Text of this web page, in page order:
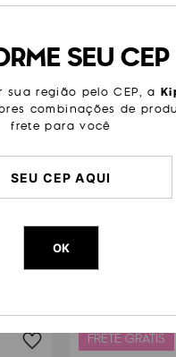
uma
Cor
Peso
FRETE GRÁTIS
SEU CEP
região pelo CEP, a
combinações de
frete para você
OK